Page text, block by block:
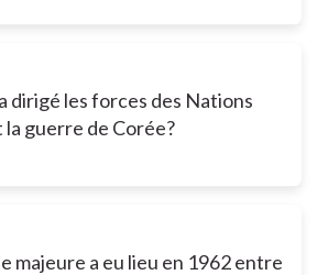
dirigé les forces des Nations
la guerre de Corée?
majeure a eu lieu en 1962 entre